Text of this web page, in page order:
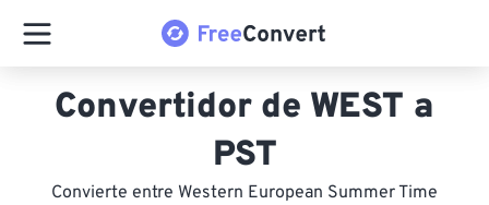
Convertidor de WEST a
PST
Convierte entre Western European Summer Time